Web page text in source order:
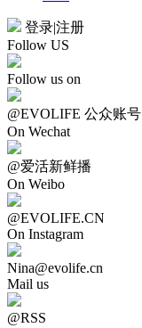
登录|注册
Follow US
Follow us on
@EVOLIFE 公众账号
On Wechat
@爱活新鲜播
On Weibo
@EVOLIFE.CN
On Instagram
Nina@evolife.cn
Mail us
@RSS